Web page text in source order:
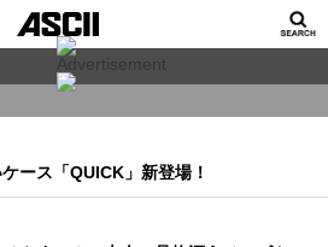
ース「QUICK」新登場！